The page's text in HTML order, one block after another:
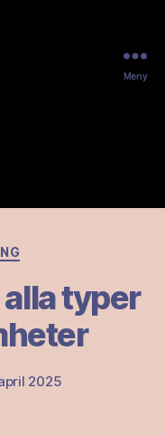
Meny
typer
2025